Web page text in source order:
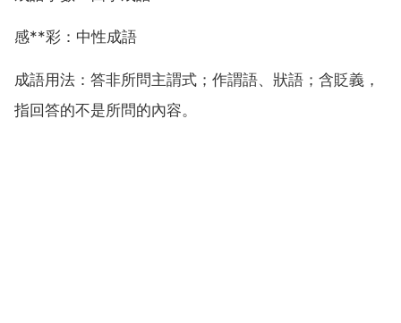
感**彩：中性成語
成語用法：答非所問主謂式；作謂語、狀語；含貶義，
指回答的不是所問的內容。